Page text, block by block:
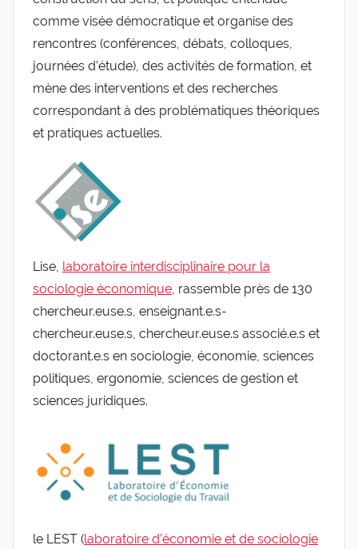
comme visée démocratique et organise des
rencontres (conférences, débats, colloques,
journées d’étude), des activités de formation, et
mène des interventions et des recherches
correspondant à des problématiques théoriques
et pratiques actuelles.
Lise, laboratoire interdisciplinaire pour la
sociologie économique, rassemble près de 130
chercheur.euse.s, enseignant.e.s-
chercheur.euse.s, chercheur.euse.s associé.e.s et
doctorant.e.s en sociologie, économie, sciences
politiques, ergonomie, sciences de gestion et
sciences juridiques.
le LEST (laboratoire d’économie et de sociologie